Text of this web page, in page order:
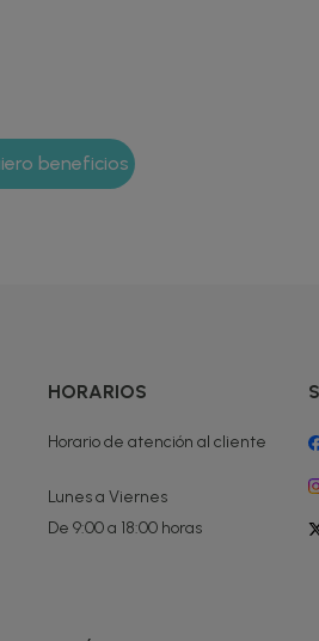
HORARIOS
Horario de atención al cliente
Lunes a Viernes
De 9:00 a 18:00 horas